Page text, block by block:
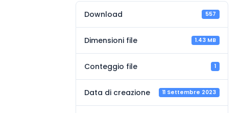
Download 557
Dimensioni file 1.43 MB
Conteggio file 1
Data di creazione 11 Settembre 2023